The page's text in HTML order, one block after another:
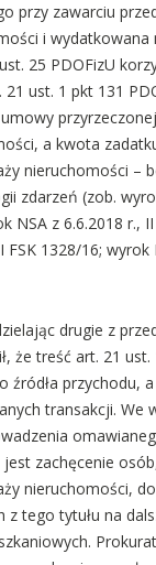
przy zawarciu
i wydatkowana
25 PDOFizU
ust. 1 pkt 131
a kwota
nieruchomości –
zdarzeń (zob.
NSA z 6.6.2018 r.,
FSK 1328/16; wyrok
drugie z
że treść art. 21
źródła przychodu,
transakcji. We
zachęcenie
nieruchomości,
z tego tytułu na